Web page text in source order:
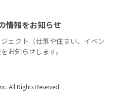
情報をお知らせ
ェクト（仕事や住まい、イベン
お知らせします。
All Rights Reserved.